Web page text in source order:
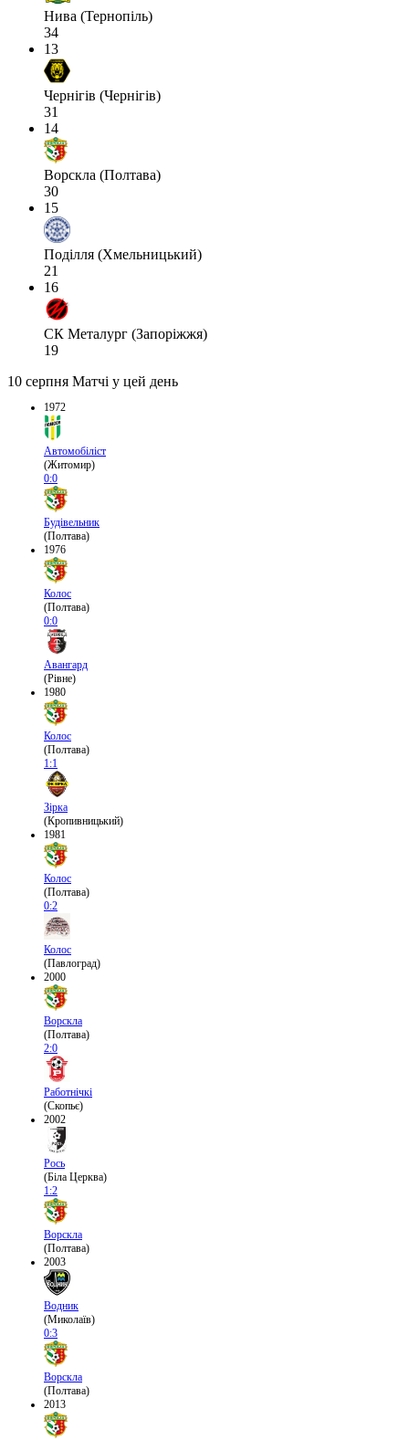
Нива (Тернопіль)
34
13
Чернігів (Чернігів)
31
14
Ворскла (Полтава)
30
15
Поділля (Хмельницький)
21
16
СК Металург (Запоріжжя)
19
10 серпня Матчі у цей день
1972
Автомобіліст
(Житомир)
0:0
Будівельник
(Полтава)
1976
Колос
(Полтава)
0:0
Авангард
(Рівне)
1980
Колос
(Полтава)
1:1
Зірка
(Кропивницький)
1981
Колос
(Полтава)
0:2
Колос
(Павлоград)
2000
Ворскла
(Полтава)
2:0
Работнічкі
(Скопьє)
2002
Рось
(Біла Церква)
1:2
Ворскла
(Полтава)
2003
Водник
(Миколаїв)
0:3
Ворскла
(Полтава)
2013